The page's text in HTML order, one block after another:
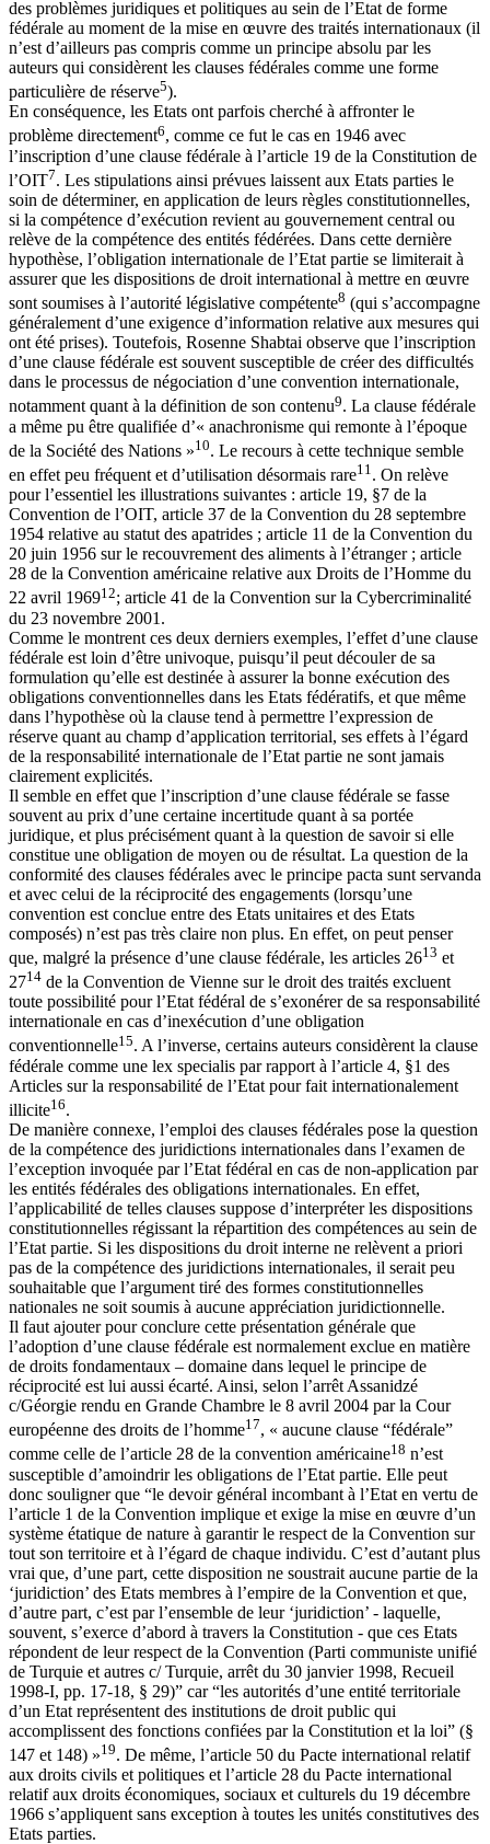
des problèmes juridiques et politiques au sein de l’Etat de forme
fédérale au moment de la mise en œuvre des traités internationaux (il
n’est d’ailleurs pas compris comme un principe absolu par les
auteurs qui considèrent les clauses fédérales comme une forme
particulière de réserve5).
En conséquence, les Etats ont parfois cherché à affronter le
problème directement6, comme ce fut le cas en 1946 avec
l’inscription d’une clause fédérale à l’article 19 de la Constitution de
l’OIT7. Les stipulations ainsi prévues laissent aux Etats parties le
soin de déterminer, en application de leurs règles constitutionnelles,
si la compétence d’exécution revient au gouvernement central ou
relève de la compétence des entités fédérées. Dans cette dernière
hypothèse, l’obligation internationale de l’Etat partie se limiterait à
assurer que les dispositions de droit international à mettre en œuvre
sont soumises à l’autorité législative compétente8 (qui s’accompagne
généralement d’une exigence d’information relative aux mesures qui
ont été prises). Toutefois, Rosenne Shabtai observe que l’inscription
d’une clause fédérale est souvent susceptible de créer des difficultés
dans le processus de négociation d’une convention internationale,
notamment quant à la définition de son contenu9. La clause fédérale
a même pu être qualifiée d’« anachronisme qui remonte à l’époque
de la Société des Nations »10. Le recours à cette technique semble
en effet peu fréquent et d’utilisation désormais rare11. On relève
pour l’essentiel les illustrations suivantes : article 19, §7 de la
Convention de l’OIT, article 37 de la Convention du 28 septembre
1954 relative au statut des apatrides ; article 11 de la Convention du
20 juin 1956 sur le recouvrement des aliments à l’étranger ; article
28 de la Convention américaine relative aux Droits de l’Homme du
22 avril 196912; article 41 de la Convention sur la Cybercriminalité
du 23 novembre 2001.
Comme le montrent ces deux derniers exemples, l’effet d’une clause
fédérale est loin d’être univoque, puisqu’il peut découler de sa
formulation qu’elle est destinée à assurer la bonne exécution des
obligations conventionnelles dans les Etats fédératifs, et que même
dans l’hypothèse où la clause tend à permettre l’expression de
réserve quant au champ d’application territorial, ses effets à l’égard
de la responsabilité internationale de l’Etat partie ne sont jamais
clairement explicités.
Il semble en effet que l’inscription d’une clause fédérale se fasse
souvent au prix d’une certaine incertitude quant à sa portée
juridique, et plus précisément quant à la question de savoir si elle
constitue une obligation de moyen ou de résultat. La question de la
conformité des clauses fédérales avec le principe pacta sunt servanda
et avec celui de la réciprocité des engagements (lorsqu’une
convention est conclue entre des Etats unitaires et des Etats
composés) n’est pas très claire non plus. En effet, on peut penser
que, malgré la présence d’une clause fédérale, les articles 2613 et
2714 de la Convention de Vienne sur le droit des traités excluent
toute possibilité pour l’Etat fédéral de s’exonérer de sa responsabilité
internationale en cas d’inexécution d’une obligation
conventionnelle15. A l’inverse, certains auteurs considèrent la clause
fédérale comme une lex specialis par rapport à l’article 4, §1 des
Articles sur la responsabilité de l’Etat pour fait internationalement
illicite16.
De manière connexe, l’emploi des clauses fédérales pose la question
de la compétence des juridictions internationales dans l’examen de
l’exception invoquée par l’Etat fédéral en cas de non-application par
les entités fédérales des obligations internationales. En effet,
l’applicabilité de telles clauses suppose d’interpréter les dispositions
constitutionnelles régissant la répartition des compétences au sein de
l’Etat partie. Si les dispositions du droit interne ne relèvent a priori
pas de la compétence des juridictions internationales, il serait peu
souhaitable que l’argument tiré des formes constitutionnelles
nationales ne soit soumis à aucune appréciation juridictionnelle.
Il faut ajouter pour conclure cette présentation générale que
l’adoption d’une clause fédérale est normalement exclue en matière
de droits fondamentaux – domaine dans lequel le principe de
réciprocité est lui aussi écarté. Ainsi, selon l’arrêt Assanidzé
c/Géorgie rendu en Grande Chambre le 8 avril 2004 par la Cour
européenne des droits de l’homme17, « aucune clause “fédérale”
comme celle de l’article 28 de la convention américaine18 n’est
susceptible d’amoindrir les obligations de l’Etat partie. Elle peut
donc souligner que “le devoir général incombant à l’Etat en vertu de
l’article 1 de la Convention implique et exige la mise en œuvre d’un
système étatique de nature à garantir le respect de la Convention sur
tout son territoire et à l’égard de chaque individu. C’est d’autant plus
vrai que, d’une part, cette disposition ne soustrait aucune partie de la
‘juridiction’ des Etats membres à l’empire de la Convention et que,
d’autre part, c’est par l’ensemble de leur ‘juridiction’ - laquelle,
souvent, s’exerce d’abord à travers la Constitution - que ces Etats
répondent de leur respect de la Convention (Parti communiste unifié
de Turquie et autres c/ Turquie, arrêt du 30 janvier 1998, Recueil
1998-I, pp. 17-18, § 29)” car “les autorités d’une entité territoriale
d’un Etat représentent des institutions de droit public qui
accomplissent des fonctions confiées par la Constitution et la loi” (§
147 et 148) »19. De même, l’article 50 du Pacte international relatif
aux droits civils et politiques et l’article 28 du Pacte international
relatif aux droits économiques, sociaux et culturels du 19 décembre
1966 s’appliquent sans exception à toutes les unités constitutives des
Etats parties.